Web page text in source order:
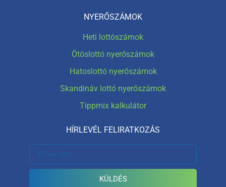
NYERŐSZÁMOK
Heti lottószámok
Ötöslottó nyerőszámok
Hatoslottó nyerőszámok
Skandináv lottó nyerőszámok
Tippmix kalkulátor
HÍRLEVÉL FELIRATKOZÁS
KÜLDÉS